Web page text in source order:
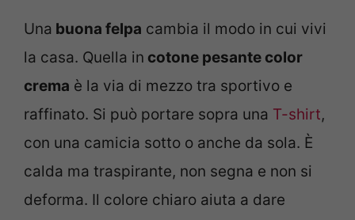
Una buona felpa cambia il modo in cui vivi
la casa. Quella in cotone pesante color
crema è la via di mezzo tra sportivo e
raffinato. Si può portare sopra una T-shirt,
con una camicia sotto o anche da sola. È
calda ma traspirante, non segna e non si
deforma. Il colore chiaro aiuta a dare